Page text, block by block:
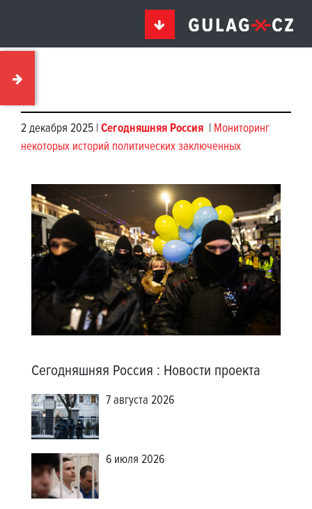
2 декабря 2025 | Сегодняшняя Россия | Мониторинг
некоторых историй политических заключенных
Сегодняшняя Россия : Новости проекта
7 августа 2026
6 июля 2026